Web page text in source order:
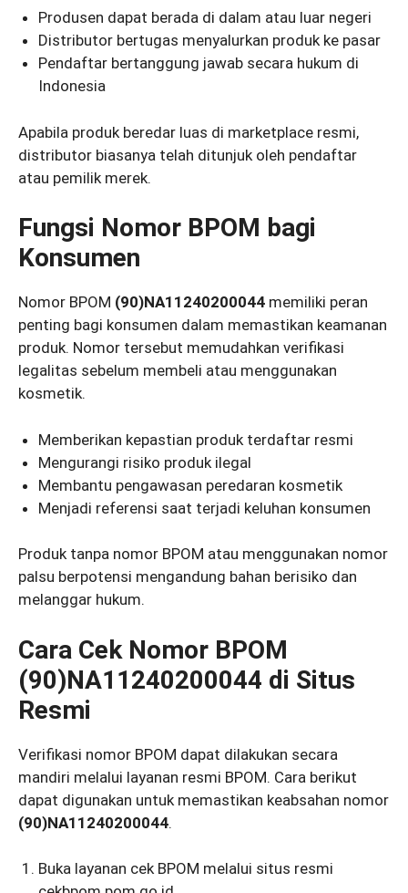
Produsen dapat berada di dalam atau luar negeri
Distributor bertugas menyalurkan produk ke pasar
Pendaftar bertanggung jawab secara hukum di
Indonesia
Apabila produk beredar luas di marketplace resmi,
distributor biasanya telah ditunjuk oleh pendaftar
atau pemilik merek.
Fungsi Nomor BPOM bagi
Konsumen
Nomor BPOM (90)NA11240200044 memiliki peran
penting bagi konsumen dalam memastikan keamanan
produk. Nomor tersebut memudahkan verifikasi
legalitas sebelum membeli atau menggunakan
kosmetik.
Memberikan kepastian produk terdaftar resmi
Mengurangi risiko produk ilegal
Membantu pengawasan peredaran kosmetik
Menjadi referensi saat terjadi keluhan konsumen
Produk tanpa nomor BPOM atau menggunakan nomor
palsu berpotensi mengandung bahan berisiko dan
melanggar hukum.
Cara Cek Nomor BPOM
(90)NA11240200044 di Situs
Resmi
Verifikasi nomor BPOM dapat dilakukan secara
mandiri melalui layanan resmi BPOM. Cara berikut
dapat digunakan untuk memastikan keabsahan nomor
(90)NA11240200044.
Buka layanan cek BPOM melalui situs resmi